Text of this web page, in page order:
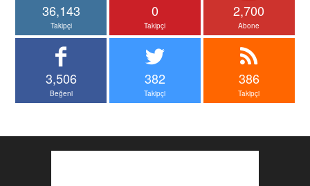
36,143
Takipçi
0
Takipçi
2,700
Abone
3,506
Beğeni
382
Takipçi
386
Takipçi